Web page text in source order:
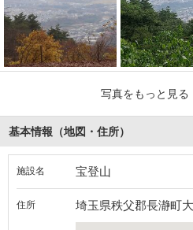
写真をもっと見る
基本情報（地図・住所）
施設名 宝登山
住所 埼玉県秩父郡長瀞町